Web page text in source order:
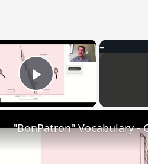
×
Play Video
"BonPatron" Vocabulary -